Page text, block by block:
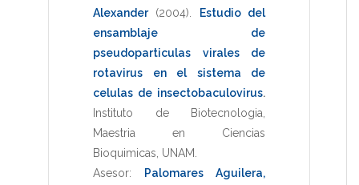
Alexander
(2004)
Estudio del
ensamblaje de
pseudoparticulas virales de
rotavirus en el sistema de
celulas de insectobaculovirus.
Instituto de Biotecnologia
Maestria en Ciencias
Bioquimicas UNAM
Asesor: Palomares Aguilera,